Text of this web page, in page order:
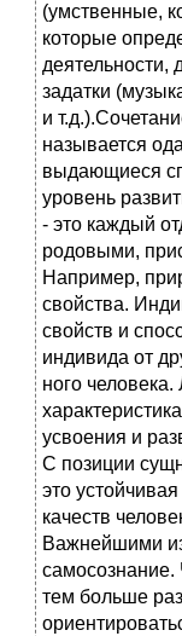
(умственные,
которые
задатки
и
называется
выдающиеся
уровень
- это каждый
родовыми,
Например,
свойства.
свойств и
индивида от
ного
усвоения и
С позиции
это
качеств
Важнейшими
тем больше